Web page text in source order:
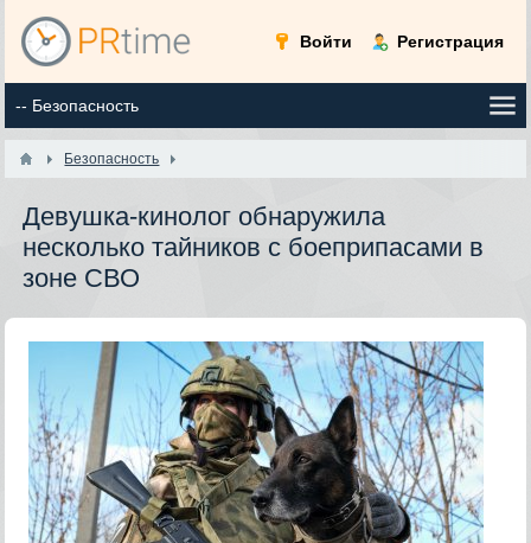
Войти Регистрация
Безопасность
Девушка-кинолог обнаружила
несколько тайников с боеприпасами в
зоне СВО